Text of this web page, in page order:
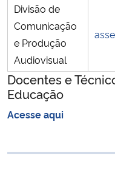
Divisão de
Comunicação
e Produção
Audiovisual
Docentes e
Educação
Acesse aqui